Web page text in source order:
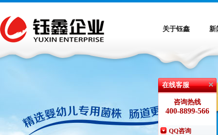
关于钰鑫 新
在线客服
咨询热线
400-8899-566
QQ咨询